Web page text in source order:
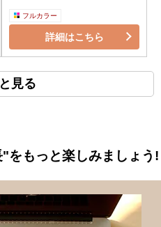
フルカラー
詳細はこちら
見る
をもっと楽しみましょう!